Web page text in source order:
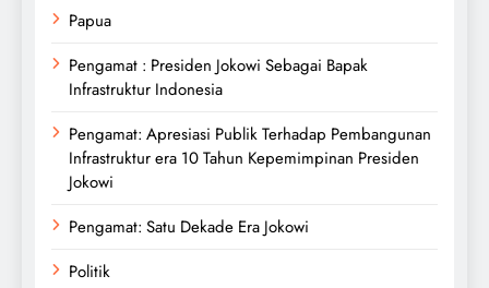
Papua
Pengamat : Presiden Jokowi Sebagai Bapak
Infrastruktur Indonesia
Pengamat: Apresiasi Publik Terhadap Pembangunan
Infrastruktur era 10 Tahun Kepemimpinan Presiden
Jokowi
Pengamat: Satu Dekade Era Jokowi
Politik